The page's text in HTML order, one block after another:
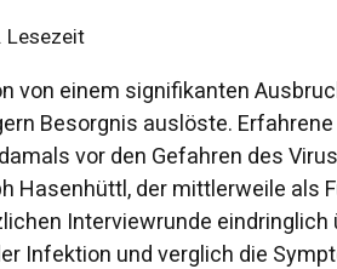
Lesezeit
von einem signifikanten
Besorgnis auslöste.
vor den Gefahren des
Hasenhüttl, der mittlerweile als
Interviewrunde eindringlich
Infektion und verglich die